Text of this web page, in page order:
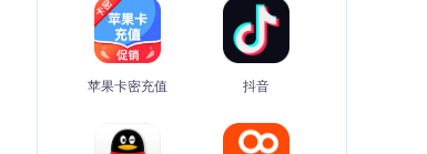
苹果卡密充值 抖音